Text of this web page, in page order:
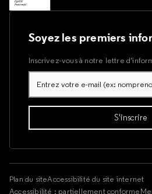
Soyez les premiers
Inscrivez-vous à notre lettre
Plan du siteAccessibilité du site internet
Accessibilité : partiellement conforme